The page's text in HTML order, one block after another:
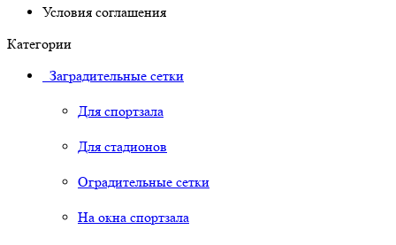
Условия соглашения
Категории
Заградительные сетки
Для спортзала
Для стадионов
Оградительные сетки
На окна спортзала